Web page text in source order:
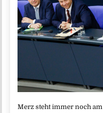
Merz steht immer noch